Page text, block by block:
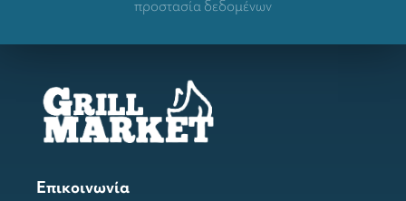
προστασία δεδομένων
Επικοινωνία